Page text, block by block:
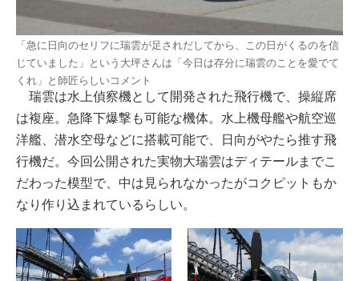
「急に日向のセリフに瑞雲が足されだしてから、この日がくるのを信
じていました」という大坪さんは「今日は存分に瑞雲のことを愛でて
くれ」と師匠らしいコメント
瑞雲は水上偵察機として開発された飛行機で、操縦席
は複座。急降下爆撃も可能な機体。水上機母艦や航空巡
洋艦、潜水空母などに搭載可能で、日向がやたら推す飛
行機だ。今回公開された実物大瑞雲はディテールまでこ
だわった模型で、中は見られなかったがコクピットもか
なり作り込まれているらしい。